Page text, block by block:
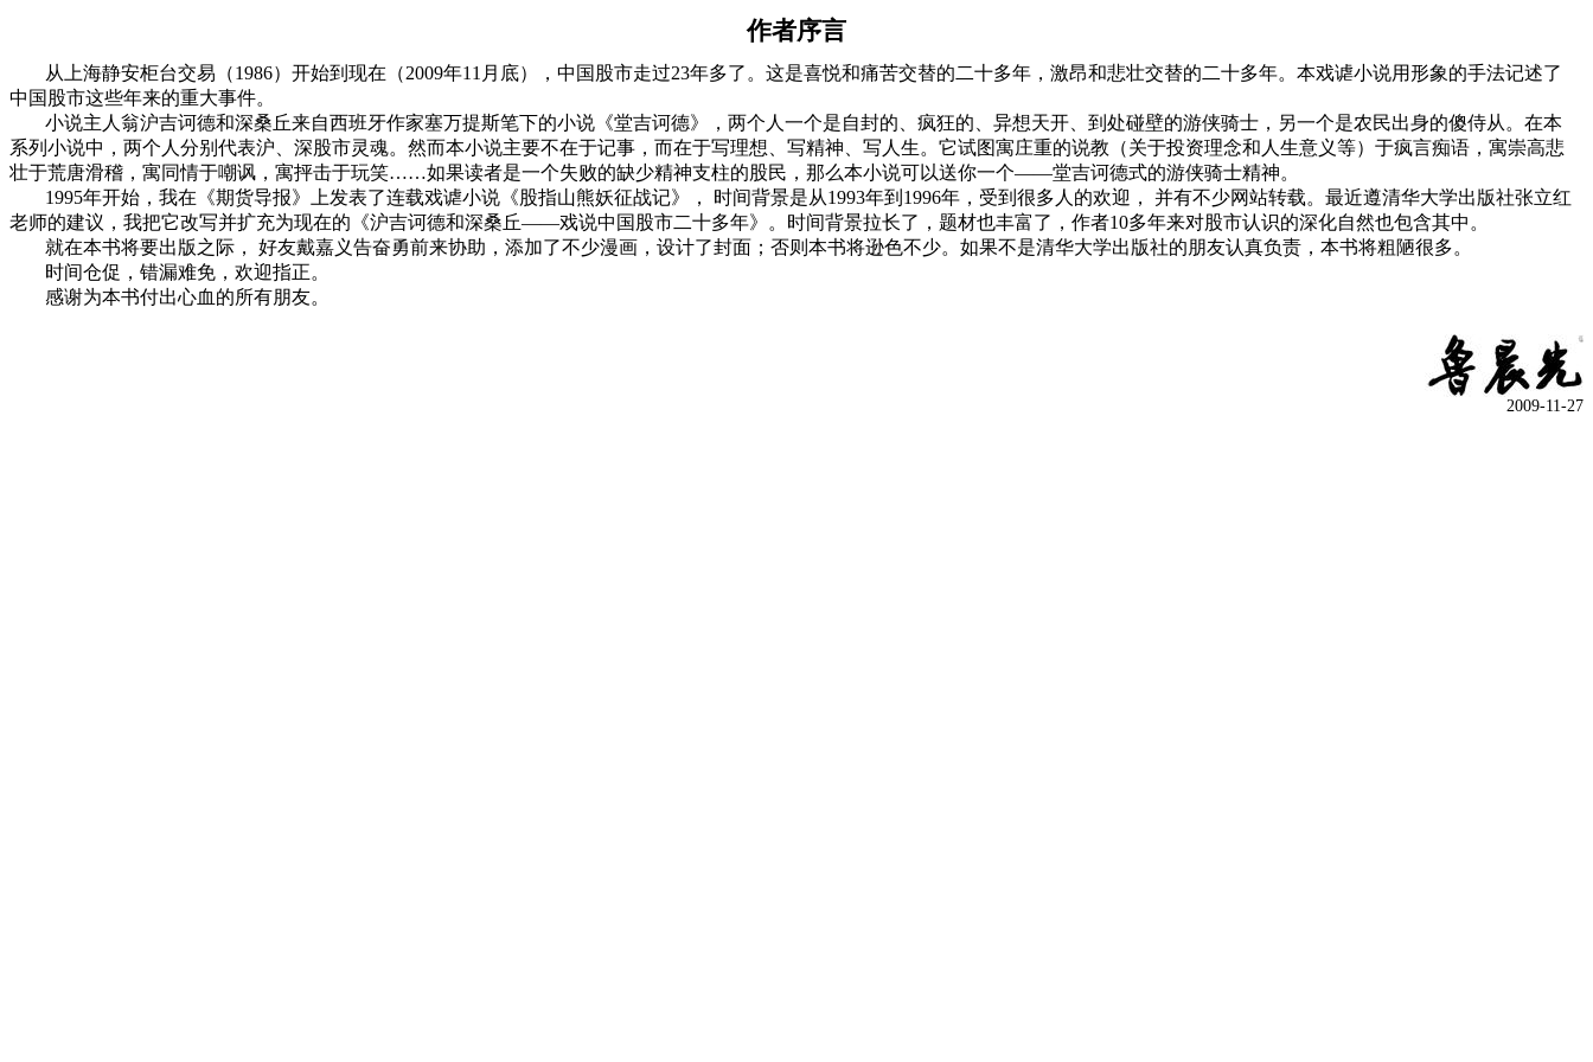
作者序言
从上海静安柜台交易（1986）开始到现在（2009年11 月底），中国股市走过23年多了。这是喜悦和痛苦交替的二十多年，激昂和悲壮交替的二十多年。本戏谑小说用形象的手法记述了
中国股市这些年来的重大事件。
小说主人翁沪吉诃德和深桑丘来自西班牙作家塞万提斯笔下的小说《堂吉诃德》，两个人一个是自封的、疯狂的、异想天开、到处碰壁的游侠骑士，另一个是农民出身的傻侍从。在本
系列小说中，两个人分别代表沪、深股市灵魂。然而本小说主要不在于记事，而在于写理想、写精神、写人生。它试图寓庄重的说教（关于投资理念和人生意义等）于疯言痴语，寓崇高悲
壮于荒唐滑稽，寓同情于嘲讽，寓抨击于玩笑……如果读者是一个失败的缺少精神支柱的股民，那么本小说可以送你一个——堂吉诃德式的游侠骑士精神。
1995年开始，我在《期货导报》上发表了连载戏谑小说《股指山熊妖征战记》， 时间背景是从1993年到 1996年，受到很多人的欢迎，
并有不少网站转载。最近遵清华大学出版社张立红
老师的建议，我把它改写并扩充为现在的《沪吉诃德和深桑丘――戏说中国股市二十多年》。时间背景拉长了，题材也丰富了，作者10多年来对股市认识的深化自然也包含其中。
就在本书将要出版之际，
好友戴嘉义告奋勇前来协助，添加了不少漫画，设计了封面；否则本书将逊色不少。如果不是清华大学出版社的朋友认真负责，本书将粗陋很多。
时间仓促，错漏难免，欢迎指正。
感谢为本书付出心血的所有朋友。
2009-11-27